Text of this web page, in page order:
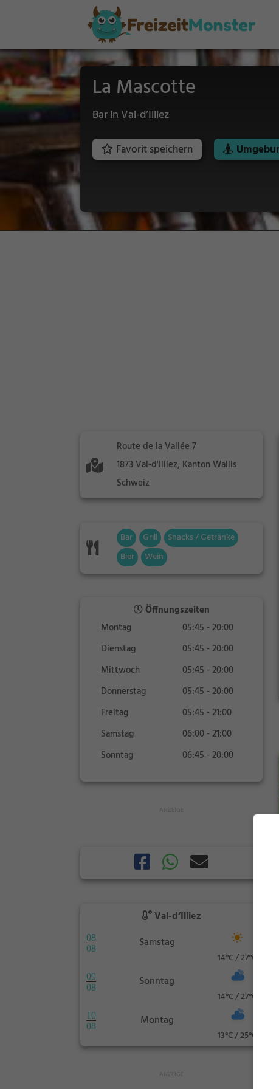
La Mascotte
Bar in Val-d’Illiez
Favorit speichern
Route de la Vallée 7
1873 Val-d'Illiez, Kanton Wallis
Schweiz
Bar Grill
Snacks / Getränke
Bier
Wein
Öffnungszeiten
Montag
05:45 - 20:00
Dienstag
05:45 - 20:00
Mittwoch
05:45 - 20:00
Donnerstag
05:45 - 20:00
Freitag
05:45 - 21:00
Samstag
06:00 - 21:00
Sonntag
06:45 - 20:00
Val-d’Illiez
08
08
Samstag
14°C / 27°C
09
08
Sonntag
14°C / 27°C
10
08
Montag
13°C / 25°C